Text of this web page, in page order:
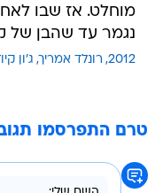
מוחלט. אז שבו
נגמר עד שהבן של
2012 רונלד אמריך ג'ון
טרם התפרסמו